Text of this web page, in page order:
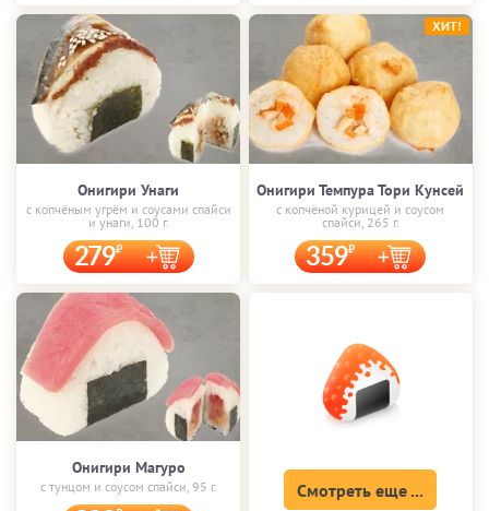
Онигири Унаги
с копчёным угрём и соусами спайси
и унаги, 100 г.
279
Онигири Темпура Тори Кунсей
с копчёной курицей и соусом
спайси, 265 г.
359
ХИТ!
Онигири Магуро
с тунцом и соусом спайси, 95 г. Смотреть еще ...